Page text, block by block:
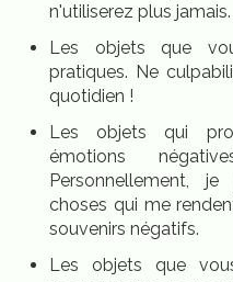
n'utiliserez plus jamais.
Les objets que
pratiques. Ne
quotidien !
Les objets qui
émotions
Personnellement,
choses qui me
souvenirs négatifs.
Les objets que